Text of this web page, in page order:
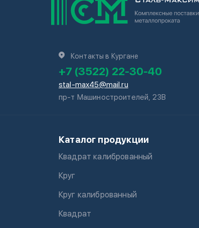
Контакты в Кургане
+7 (3522) 22-30-40
stal-max45@mail.ru
пр-т Машиностроителей, 23В
Каталог продукции
Квадрат калиброванный
Круг
Круг калиброванный
Квадрат